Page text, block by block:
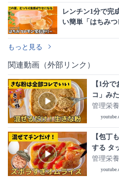
レンチン1分で完
い簡単「はちみつ
もっと見る
関連動画（外部リンク）
【1分
コ」み
作り方
管理栄
【包丁
する タ
管理栄